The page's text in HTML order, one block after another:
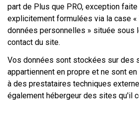
part de Plus que PRO, exception
explicitement formulées via la case
données personnelles » située sous
contact du site.
Vos données sont stockées sur des
appartiennent en propre et ne sont
à des prestataires techniques
également hébergeur des sites qu'il